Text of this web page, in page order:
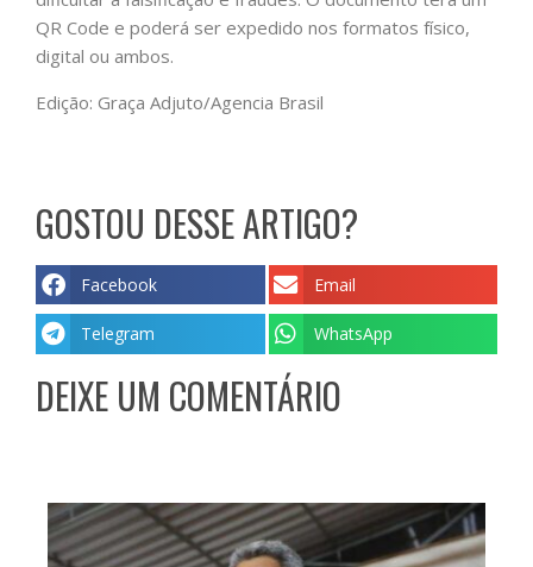
QR Code e poderá ser expedido nos formatos físico,
digital ou ambos.
Edição: Graça Adjuto/Agencia Brasil
GOSTOU DESSE ARTIGO?
Facebook Email
Telegram WhatsApp
DEIXE UM COMENTÁRIO